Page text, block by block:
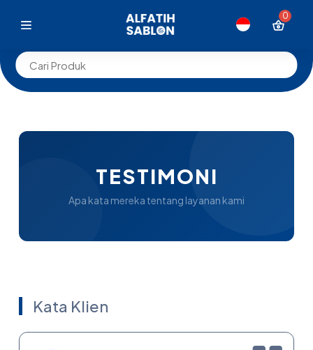
0
TESTIMONI
Apa kata mereka tentang layanan kami
Kata Klien